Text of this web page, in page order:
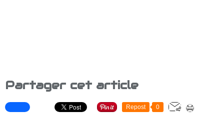
Partager cet article
Repost 0